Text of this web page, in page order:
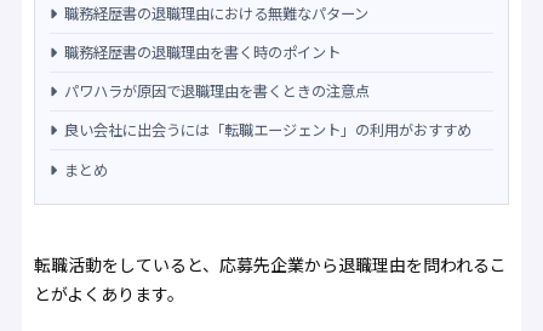
職務経歴書の退職理由における無難なパターン
職務経歴書の退職理由を書く時のポイント
パワハラが原因で退職理由を書くときの注意点
良い会社に出会うには「転職エージェント」の利用がおすすめ
まとめ
転職活動をしていると、応募先企業から退職理由を問われるこ
とがよくあります。